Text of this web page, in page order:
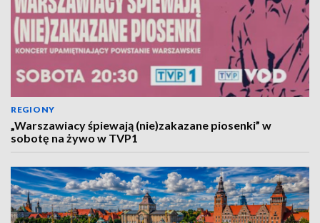
REGIONY
„Warszawiacy śpiewają (nie)zakazane piosenki” w
sobotę na żywo w TVP1